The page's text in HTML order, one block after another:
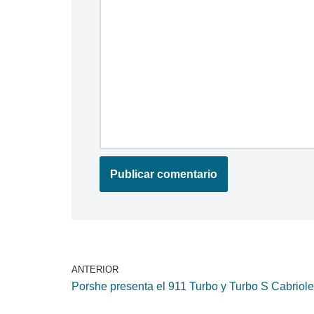
ANTERIOR
Porshe presenta el 911 Turbo y Turbo S